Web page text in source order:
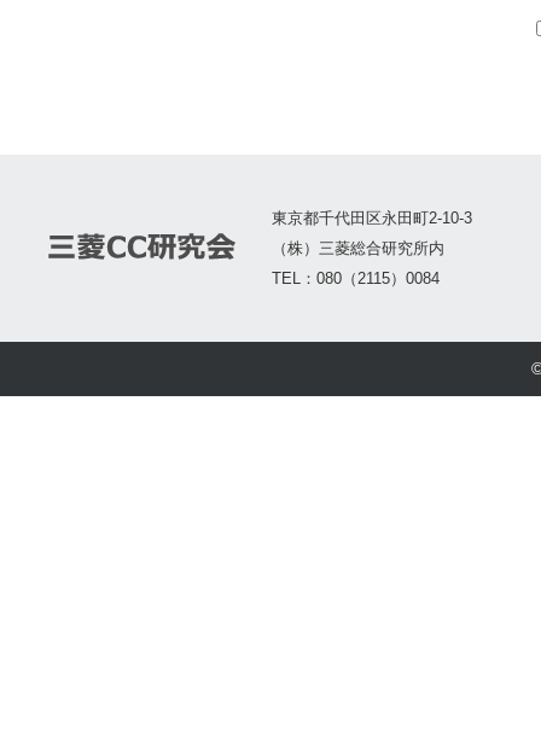
東京都千代田区永田町2-10-3
（株）三菱総合研究所内
TEL：080（2115）0084